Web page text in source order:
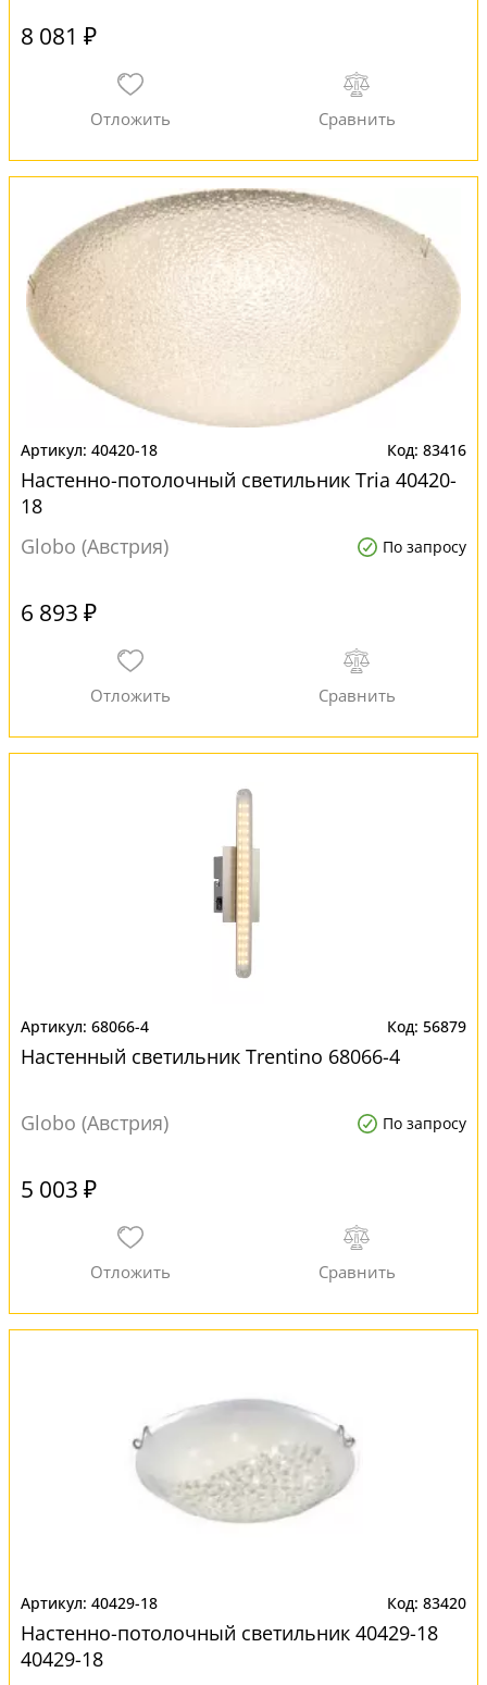
8 081 ₽
40420-18 83416
Настенно-потолочный светильник Tria 40420-
18
Globo (Австрия)
По запросу
6 893 ₽
68066-4 56879
Настенный светильник Trentino 68066-4
Globo (Австрия) По запросу
5 003 ₽
40429-18 83420
Настенно-потолочный светильник 40429-18
40429-18